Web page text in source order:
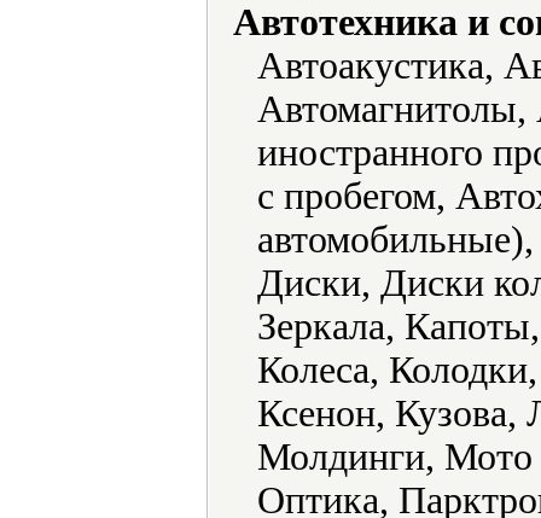
Автотехника и
Автоакустика,
иностранного
с пробегом,
Диски, Диски
Зеркала,
Колeса,
Ксенон, Кузова,
Молдинги,
Оптика,